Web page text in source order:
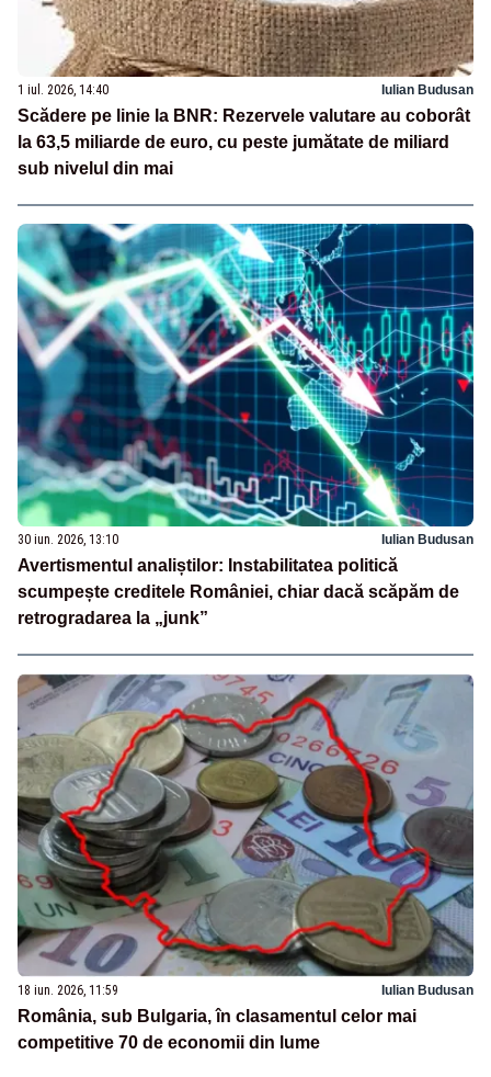
1 iul. 2026, 14:40 Iulian Budusan
Scădere pe linie la BNR: Rezervele valutare au coborât
la 63,5 miliarde de euro, cu peste jumătate de miliard
sub nivelul din mai
30 iun. 2026, 13:10 Iulian Budusan
Avertismentul analiștilor: Instabilitatea politică
scumpește creditele României, chiar dacă scăpăm de
retrogradarea la „junk”
18 iun. 2026, 11:59 Iulian Budusan
România, sub Bulgaria, în clasamentul celor mai
competitive 70 de economii din lume